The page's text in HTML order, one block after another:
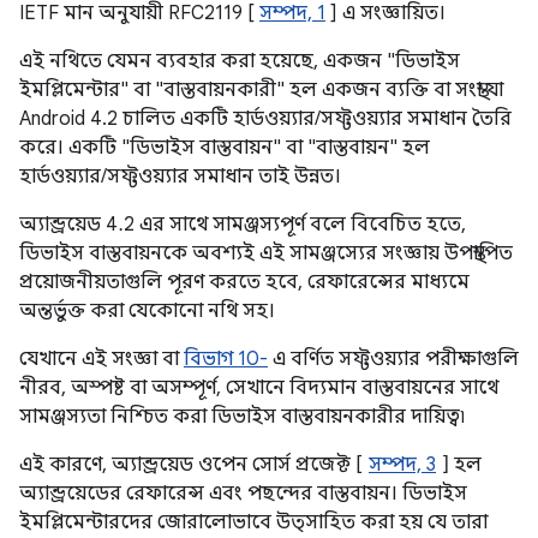
IETF মান অনুযায়ী RFC2119 [ সম্পদ, 1 ] এ সংজ্ঞায়িত।
এই নথিতে যেমন ব্যবহার করা হয়েছে, একজন "ডিভাইস
ইমপ্লিমেন্টার" বা "বাস্তবায়নকারী" হল একজন ব্যক্তি বা সংস্থা যা
Android 4.2 চালিত একটি হার্ডওয়্যার/সফ্টওয়্যার সমাধান তৈরি
করে। একটি "ডিভাইস বাস্তবায়ন" বা "বাস্তবায়ন" হল
হার্ডওয়্যার/সফ্টওয়্যার সমাধান তাই উন্নত।
অ্যান্ড্রয়েড 4.2 এর সাথে সামঞ্জস্যপূর্ণ বলে বিবেচিত হতে,
ডিভাইস বাস্তবায়নকে অবশ্যই এই সামঞ্জস্যের সংজ্ঞায় উপস্থাপিত
প্রয়োজনীয়তাগুলি পূরণ করতে হবে, রেফারেন্সের মাধ্যমে
অন্তর্ভুক্ত করা যেকোনো নথি সহ।
যেখানে এই সংজ্ঞা বাবিভাগ 10- এ বর্ণিত সফ্টওয়্যার পরীক্ষাগুলি
নীরব, অস্পষ্ট বা অসম্পূর্ণ, সেখানে বিদ্যমান বাস্তবায়নের সাথে
সামঞ্জস্যতা নিশ্চিত করা ডিভাইস বাস্তবায়নকারীর দায়িত্ব৷
এই কারণে, অ্যান্ড্রয়েড ওপেন সোর্স প্রজেক্ট [ সম্পদ, 3 ] হল
অ্যান্ড্রয়েডের রেফারেন্স এবং পছন্দের বাস্তবায়ন। ডিভাইস
ইমপ্লিমেন্টারদের জোরালোভাবে উত্সাহিত করা হয় যে তারা